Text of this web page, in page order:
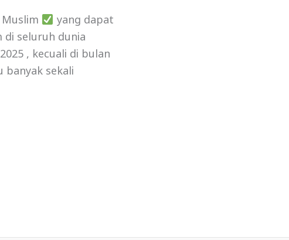
yang dapat
seluruh dunia
, kecuali di bulan
banyak sekali